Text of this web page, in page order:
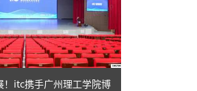
！itc携手广州理工学院博